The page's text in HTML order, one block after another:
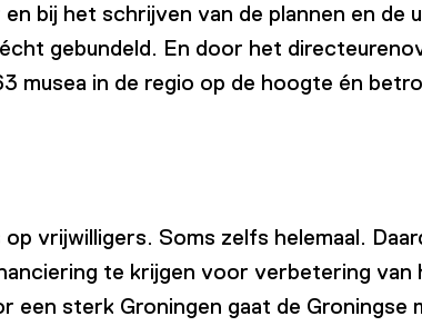
bij het schrijven van de plannen en de
gebundeld. En door het
musea in de regio op de hoogte én
vrijwilligers. Soms zelfs helemaal.
te krijgen voor verbetering van
sterk Groningen gaat de Groningse